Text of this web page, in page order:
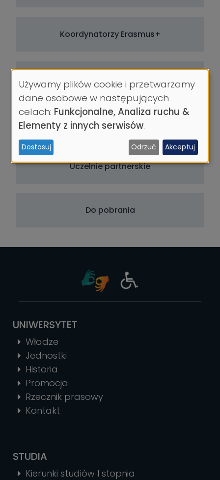
Koordynatorzy Erasmus+
Wyjazdy krótkoterminowe
FAQ
Uczelnie partnerskie
Do pobrania
UNIWERSYTET
Władze
Jednostki
Historia
Promocja
Rzecznik prasowy
Kontakt
STUDIA
Kierunki studiów I stopnia
Wykorzystanie
danych
osobowych
i
ciasteczek
Używamy plików cookie i przetwarzamy
dane osobowe w następujących
celach: Funkcjonalne, Analiza ruchu &
Elementy z innych serwisów.
Dostosuj Odrzuć Akceptuj